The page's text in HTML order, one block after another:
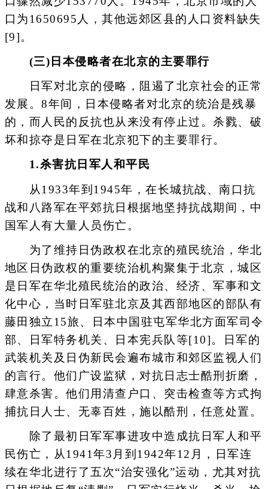
口为1650695人，其他远郊区县的人口资料缺失
[9]。
(三)日本侵略者在北京的主要罪行
日军对北京的侵略，阻遏了北京社会的正常
发展。8年间，日本侵略者对北京的统治是残暴
的，而人民的反抗也从来没有停止过。杀戮、破
坏和掠夺是日军在北京犯下的主要罪行。
1.杀害抗日军人和平民
从1933年到1945年，在长城抗战、南口抗
战和八路军在平郊抗日根据地坚持抗战期间，中
国军人有大量人员伤亡。
为了维持日伪政权在北京的殖民统治，华北
地区日伪政权的重要统治机构聚集于北京，城区
是日军在华北殖民统治的政治、经济、军事和文
化中心，当时日军驻北京及其西部地区的部队有
藤田独立15旅、日本中国驻屯军华北方面军司令
部、日军特务机关、日本宪兵队等[10]。日军的
武装机关及日伪新民会遍布城市和郊区监视人们
的言行。他们广设监狱，对抗日志士酷刑折磨，
肆意杀害。他们用清查户口、突击检查等方式拘
捕抗日人士、无辜百姓，施以酷刑，任意处置。
除了最初日军军事进攻中造成抗日军人和平
民伤亡，从1941年3月到1942年12月，日军连
续在华北进行了五次“治安强化”运动，尤其对抗